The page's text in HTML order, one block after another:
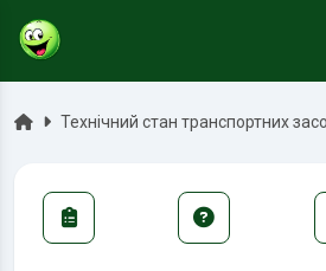
ГоловнаТехнічний стан транспортних